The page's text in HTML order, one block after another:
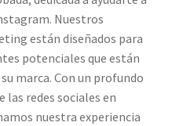
Nuestros
están diseñados para
potenciales que están
marca. Con un profundo
redes sociales en
nuestra experiencia